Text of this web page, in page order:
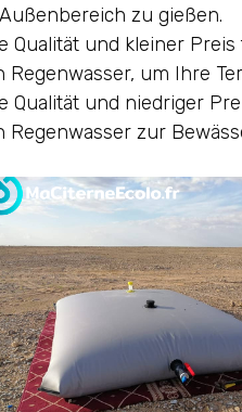
zu gießen.
Qualität und kleiner
um Ihre
Qualität und niedriger
zur